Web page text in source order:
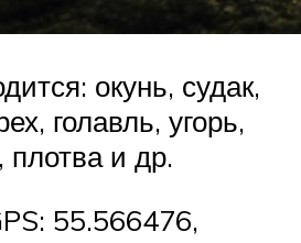
окунь, судак,
голавль, угорь,
плотва и др.
55.566476,